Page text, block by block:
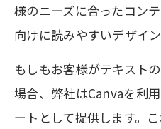
様のニーズに合ったコン
向けに読みやすいデザイ
もしもお客様がテキスト
場合、弊社はCanvaを利
ートとして提供します。